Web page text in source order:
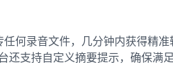
何录音文件，几分钟内获得
还支持自定义摘要提示，确保